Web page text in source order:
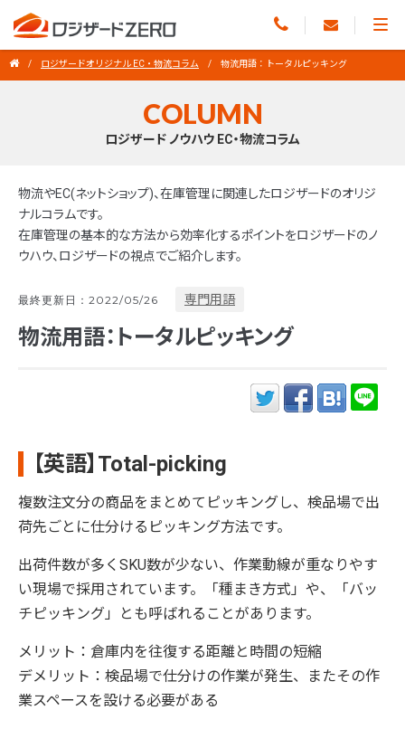
ロジザードオリジナル EC・物流コラム 物流用語：トータルピッキング
COLUMN
ロジザード ノウハウ EC・物流コラム
物流やEC(ネットショップ)、在庫管理に関連したロジザードのオリジ
ナルコラムです。
在庫管理の基本的な方法から効率化するポイントをロジザードのノ
ウハウ、ロジザードの視点でご紹介します。
最終更新日：2022/05/26 専門用語
物流用語：トータルピッキング
【英語】Total-picking
複数注文分の商品をまとめてピッキングし、検品場で出
荷先ごとに仕分けるピッキング方法です。
出荷件数が多くSKU数が少ない、 作業動線が重なりやす
い現場で採用されています。「種まき方式」や、「バッ
チピッキング 」とも呼ばれることがあります。
メリット：倉庫内を往復する距離と時間の短縮
デメリット：検品場で仕分けの作業が発生、またその作
業スペースを設ける必要がある